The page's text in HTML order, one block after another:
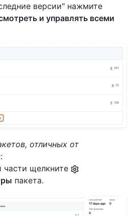
версии" нажмите
и управлять всеми
отличных от
:
части щелкните
пакета.